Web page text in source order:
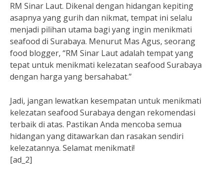
RM Sinar Laut. Dikenal dengan hidangan kepiting
asapnya yang gurih dan nikmat, tempat ini selalu
menjadi pilihan utama bagi yang ingin menikmati
seafood di Surabaya. Menurut Mas Agus, seorang
food blogger, “RM Sinar Laut adalah tempat yang
tepat untuk menikmati kelezatan seafood Surabaya
dengan harga yang bersahabat.”
Jadi, jangan lewatkan kesempatan untuk menikmati
kelezatan seafood Surabaya dengan rekomendasi
terbaik di atas. Pastikan Anda mencoba semua
hidangan yang ditawarkan dan rasakan sendiri
kelezatannya. Selamat menikmati!
[ad_2]